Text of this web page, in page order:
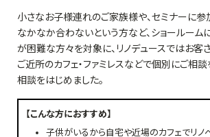
小さなお子様連れのご家族様や、セミナーに
なかなか合わないという方など、ショールーム
が困難な方々を対象に、リノデュースではお客
ご近所のカフェ・ファミレスなどで個別にご相
相談をはじめました。
【こんな方におすすめ】
子供がいるから自宅や近場のカフェでリノ